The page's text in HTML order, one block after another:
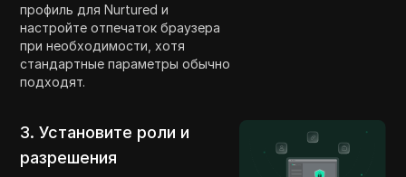
профиль для Nurtured и
настройте отпечаток браузера
при необходимости, хотя
стандартные параметры обычно
подходят.
3. Установите роли и
разрешения